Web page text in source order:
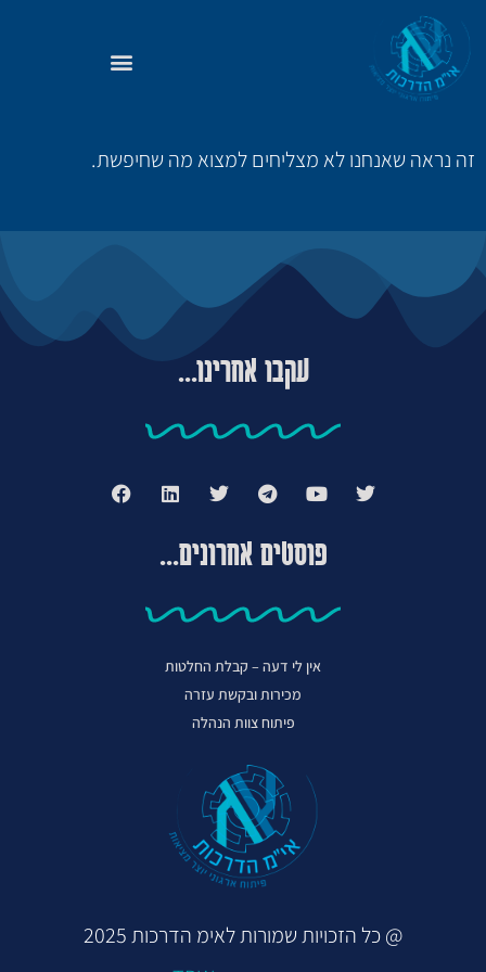
זה נראה שאנחנו לא מצליחים למצוא מה שחיפשת.
עקבו אחרינו...
פוסטים אחרונים...
אין לי דעה – קבלת החלטות
מכירות ובקשת עזרה
פיתוח צוות הנהלה
@ כל הזכויות שמורות לאימ הדרכות 2025